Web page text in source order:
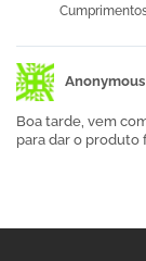
Anonymous
Boa tarde, vem
para dar o produto